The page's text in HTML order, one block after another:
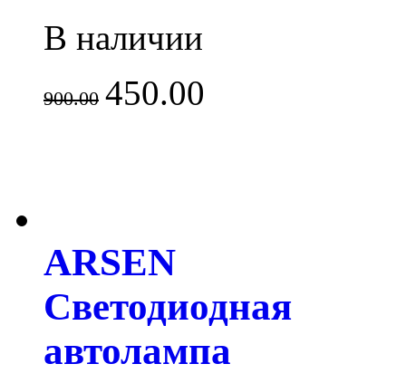
В наличии
900.00 450.00
ARSEN
Светодиодная
автолампа